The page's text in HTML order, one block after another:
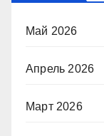
Май 2026
Апрель 2026
Март 2026